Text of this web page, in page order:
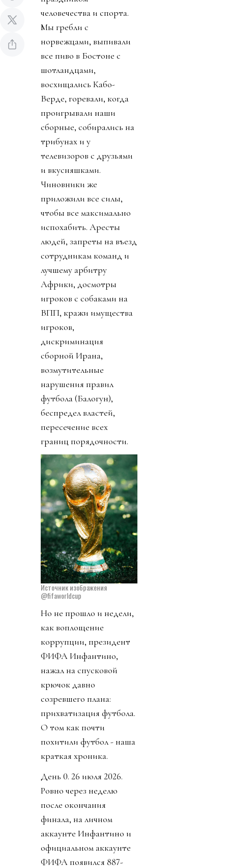
человечества и спорта.
Мы гребли с
норвежцами, выпивали
все пиво в Бостоне с
шотландцами,
восхищались Кабо-
Верде, горевали, когда
проигрывали наши
сборные, собирались на
трибунах и у
телевизоров с друзьями
и вкусняшками.
Чиновники же
приложили все силы,
чтобы все максимально
испохабить. Аресты
людей, запреты на въезд
сотрудникам команд и
лучшему арбитру
Африки, досмотры
игроков с собаками на
ВПП, кражи имущества
игроков,
дискриминация
сборной Ирана,
возмутительные
нарушения правил
футбола (Балогун),
беспредел властей,
пересечение всех
границ порядочности.
Источник изображения
@fifaworldcup
Но не прошло и недели,
как воплощение
коррупции, президент
ФИФА Инфантино,
нажал на спусковой
крючок давно
созревшего плана:
прихватизация футбола.
О том как почти
похитили футбол - наша
краткая хроника.
День 0. 26 июля 2026.
Ровно через неделю
после окончания
финала, на личном
аккаунте Инфантино и
официальном аккаунте
ФИФА появился 887-